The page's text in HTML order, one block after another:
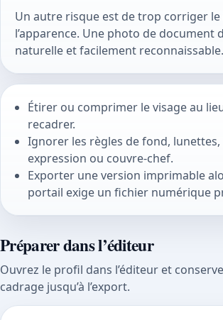
Un autre risque est de trop corriger
l’apparence. Une photo de document
naturelle et facilement reconnaissable.
Étirer ou comprimer le visage au
recadrer.
Ignorer les règles de fond, lunettes,
expression ou couvre-chef.
Exporter une version imprimable
portail exige un fichier numérique
Préparer dans l’éditeur
Ouvrez le profil dans l’éditeur et
cadrage jusqu’à l’export.